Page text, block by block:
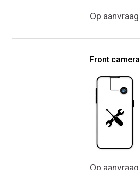
Op aanvraag
Front camera
Op aanvraag